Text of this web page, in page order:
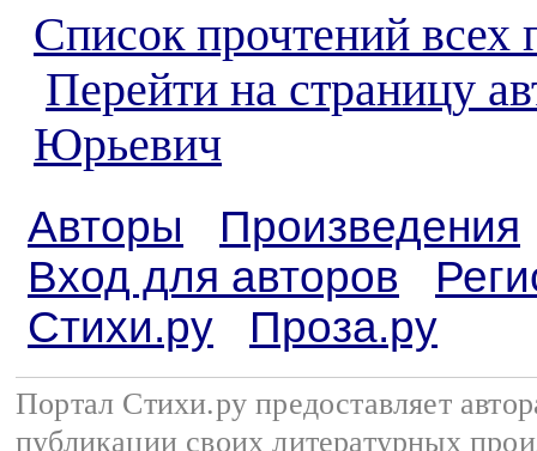
Список прочтений всех
Перейти на страницу
Юрьевич
Авторы
Произведения
Вход для авторов
Стихи.ру
Проза.ру
Портал Стихи.ру предоставляет
публикации своих литературных